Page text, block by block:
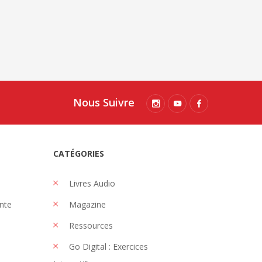
Nous Suivre
CATÉGORIES
Livres Audio
Magazine
Ressources
Go Digital : Exercices